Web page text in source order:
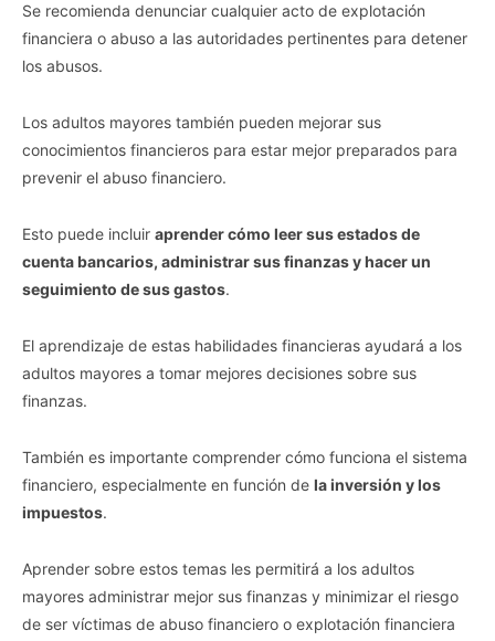
Se recomienda denunciar cualquier acto de explotación
financiera o abuso a las autoridades pertinentes para detener
los abusos.
Los adultos mayores también pueden mejorar sus
conocimientos financieros para estar mejor preparados para
prevenir el abuso financiero.
Esto puede incluir aprender cómo leer sus estados de
cuenta bancarios, administrar sus finanzas y hacer un
seguimiento de sus gastos.
El aprendizaje de estas habilidades financieras ayudará a los
adultos mayores a tomar mejores decisiones sobre sus
finanzas.
También es importante comprender cómo funciona el sistema
financiero, especialmente en función de la inversión y los
impuestos.
Aprender sobre estos temas les permitirá a los adultos
mayores administrar mejor sus finanzas y minimizar el riesgo
de ser víctimas de abuso financiero o explotación financiera